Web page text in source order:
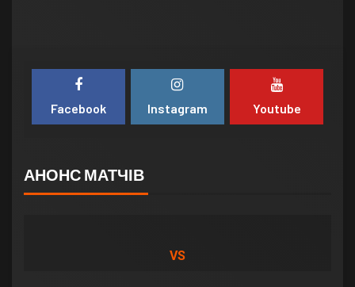
Facebook Instagram Youtube
АНОНС МАТЧІВ
VS